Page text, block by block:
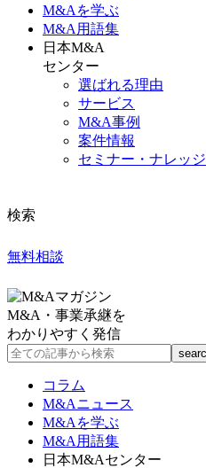
M&Aを学ぶ
M&A 用語集
日本M&A
センター
選ばれる理由
サービス
M&A事例
案件情報
セミナー・ナレッジ
検索
無料相談
M&A・事業承継を
わかりやすく発信
コラム
M&Aニュース
M&Aを学ぶ
M&A用語集
日本M&Aセンター